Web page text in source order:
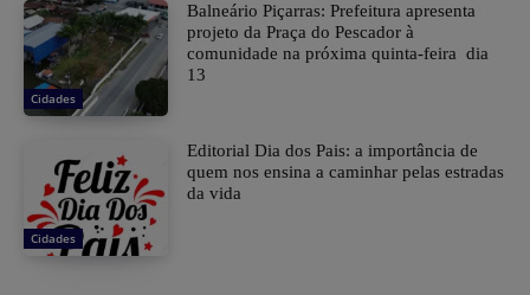
Cidades
Balneário Piçarras: Prefeitura apresenta
projeto da Praça do Pescador à
comunidade na próxima quinta-feira dia
13
Cidades
Editorial Dia dos Pais: a importância de
quem nos ensina a caminhar pelas estradas
da vida